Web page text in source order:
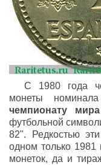
С 1980 года
монеты
чемпионату
футбольной
82". Редкостью
одном только 1981
монеток, да и